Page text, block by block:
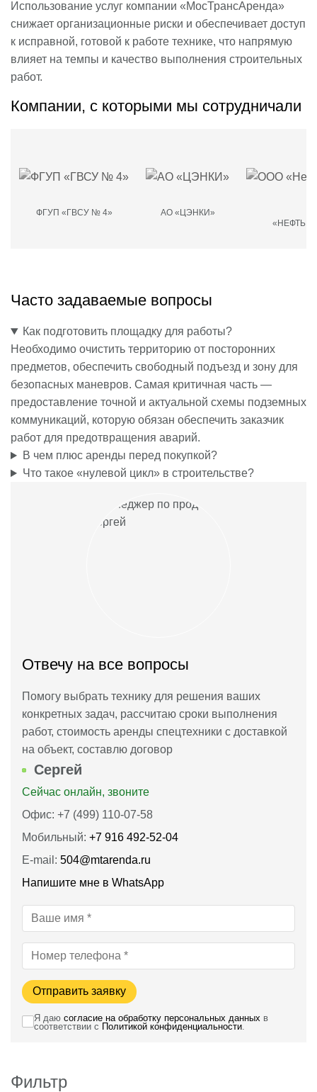
Фильтр
Использование услуг компании «МосТрансАренда»
снижает организационные риски и обеспечивает доступ
к исправной, готовой к работе технике, что напрямую
влияет на темпы и качество выполнения строительных
работ.
Компании, с которыми мы сотрудничали
ФГУП «ГВСУ № 4» АО «ЦЭНКИ»
Часто задаваемые вопросы
Как подготовить площадку для работы?
Необходимо очистить территорию от посторонних
предметов, обеспечить свободный подъезд и зону для
безопасных маневров. Самая критичная часть —
предоставление точной и актуальной схемы подземных
коммуникаций, которую обязан обеспечить заказчик
работ для предотвращения аварий.
В чем плюс аренды перед покупкой?
Что такое «нулевой цикл» в строительстве?
Отвечу на все вопросы
Помогу выбрать технику для решения ваших
конкретных задач, рассчитаю сроки выполнения
работ, стоимость аренды спецтехники с доставкой
на объект, составлю договор
Сергей
Сейчас онлайн, звоните
Офис: +7 (499) 110-07-58
Мобильный: +7 916 492‑52‑04
E-mail: 504@mtarenda.ru
Напишите мне в WhatsApp
Отправить заявку
Я даю согласие на обработку персональных данных в
соответствии с Политикой конфиденциальности